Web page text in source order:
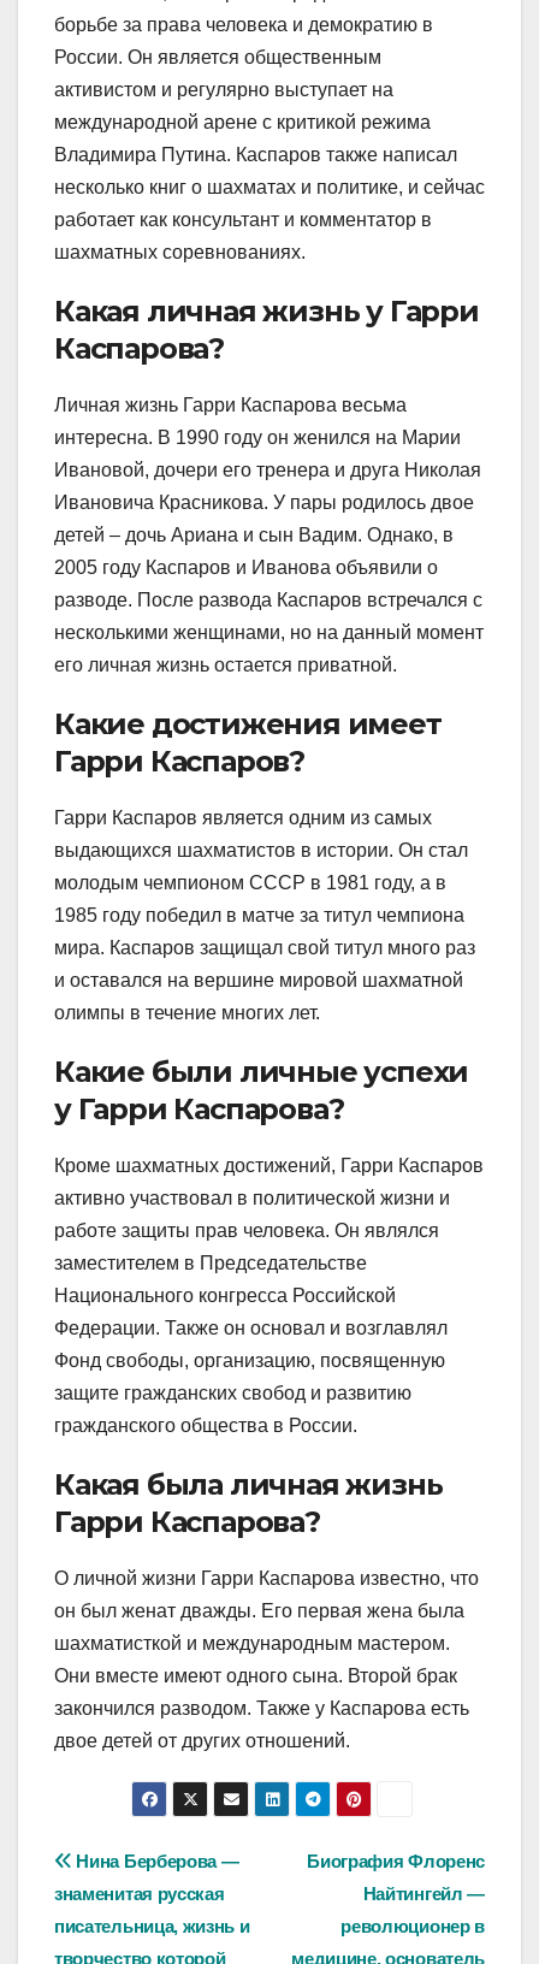
борьбе за права человека и демократию в
России. Он является общественным
активистом и регулярно выступает на
международной арене с критикой режима
Владимира Путина. Каспаров также написал
несколько книг о шахматах и политике, и сейчас
работает как консультант и комментатор в
шахматных соревнованиях.
Какая личная жизнь у Гарри
Каспарова?
Личная жизнь Гарри Каспарова весьма
интересна. В 1990 году он женился на Марии
Ивановой, дочери его тренера и друга Николая
Ивановича Красникова. У пары родилось двое
детей – дочь Ариана и сын Вадим. Однако, в
2005 году Каспаров и Иванова объявили о
разводе. После развода Каспаров встречался с
несколькими женщинами, но на данный момент
его личная жизнь остается приватной.
Какие достижения имеет
Гарри Каспаров?
Гарри Каспаров является одним из самых
выдающихся шахматистов в истории. Он стал
молодым чемпионом СССР в 1981 году, а в
1985 году победил в матче за титул чемпиона
мира. Каспаров защищал свой титул много раз
и оставался на вершине мировой шахматной
олимпы в течение многих лет.
Какие были личные успехи
у Гарри Каспарова?
Кроме шахматных достижений, Гарри Каспаров
активно участвовал в политической жизни и
работе защиты прав человека. Он являлся
заместителем в Председательстве
Национального конгресса Российской
Федерации. Также он основал и возглавлял
Фонд свободы, организацию, посвященную
защите гражданских свобод и развитию
гражданского общества в России.
Какая была личная жизнь
Гарри Каспарова?
О личной жизни Гарри Каспарова известно, что
он был женат дважды. Его первая жена была
шахматисткой и международным мастером.
Они вместе имеют одного сына. Второй брак
закончился разводом. Также у Каспарова есть
двое детей от других отношений.
Навигация
по
Биография Флоренс
Найтингейл —
революционер в
медицине, основатель
Нина Берберова —
знаменитая русская
писательница, жизнь и
творчество которой